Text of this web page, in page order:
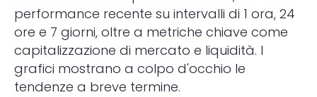
performance recente su intervalli di 1 ora, 24
ore e 7 giorni, oltre a metriche chiave come
capitalizzazione di mercato e liquidità. I
grafici mostrano a colpo d'occhio le
tendenze a breve termine.